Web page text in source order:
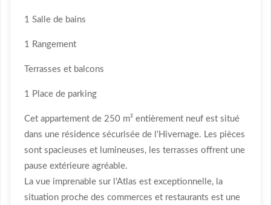
1 Salle de bains
1 Rangement
Terrasses et balcons
1 Place de parking
Cet appartement de 250 m² entièrement neuf est situé
dans une résidence sécurisée de l'Hivernage. Les pièces
sont spacieuses et lumineuses, les terrasses offrent une
pause extérieure agréable.
La vue imprenable sur l'Atlas est exceptionnelle, la
situation proche des commerces et restaurants est une